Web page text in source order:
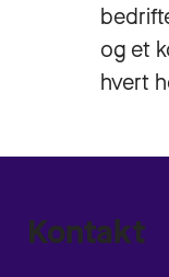
og et
hvert
Kontakt